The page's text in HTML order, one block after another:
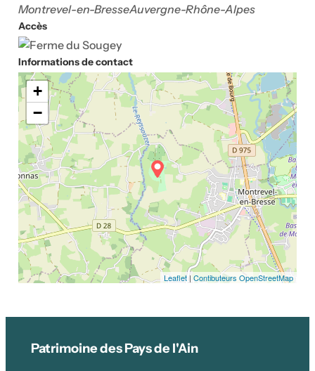
Montrevel-en-BresseAuvergne-Rhône-Alpes
Accès
Informations de contact
+
−
Leaflet |Contibuteurs OpenStreetMap
Patrimoine des Pays de l'Ain